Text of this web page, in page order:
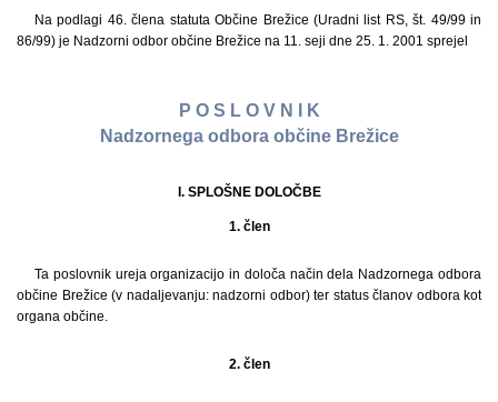
Na podlagi 46. člena statuta Občine Brežice (Uradni list RS, št. 49/99 in
86/99) je Nadzorni odbor občine Brežice na 11. seji dne 25. 1. 2001 sprejel
P O S L O V N I K
Nadzornega odbora občine Brežice
I. SPLOŠNE DOLOČBE
1. člen
Ta poslovnik ureja organizacijo in določa način dela Nadzornega odbora
občine Brežice (v nadaljevanju: nadzorni odbor) ter status članov odbora kot
organa občine.
2. člen